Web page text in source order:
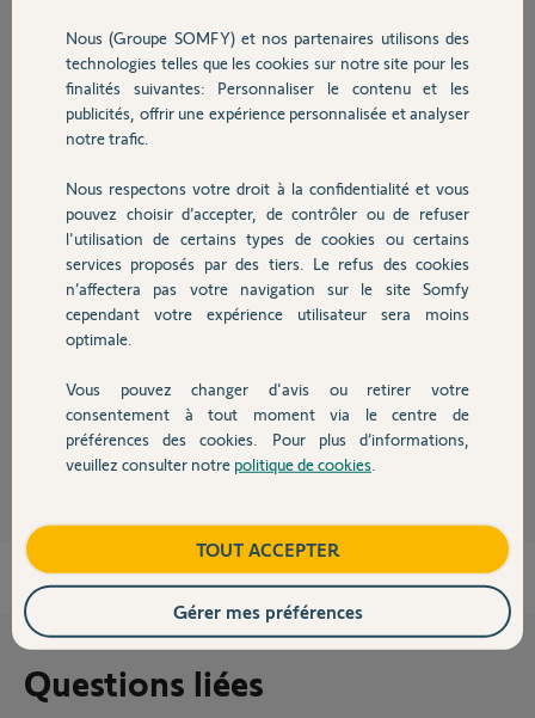
Sécurité
Domotique
Chauffage
Autres produits
Devis avec un pro
Contact
il y a presque 12 ans
Participer au fil de discussion
Bonjour Christophe,
Est-ce que vos différents volets roulant que vous souhaitez mémoriser
sur chacun de ces canaux sont pilotés individuellement par d'autres
télécommandes ?
Si non, il faudra obligatoirement les isoler électriquement.
Bonne journée,
Thomas M. il y a presque 12 ans
Questions liées
Nous (Groupe SOMFY) et nos partenaires utilisons des
technologies telles que les cookies sur notre site pour les
finalités suivantes: Personnaliser le contenu et les
publicités, offrir une expérience personnalisée et analyser
notre trafic.
Nous respectons votre droit à la confidentialité et vous
pouvez choisir d’accepter, de contrôler ou de refuser
l'utilisation de certains types de cookies ou certains
services proposés par des tiers. Le refus des cookies
n’affectera pas votre navigation sur le site Somfy
cependant votre expérience utilisateur sera moins
optimale.
Vous pouvez changer d'avis ou retirer votre
consentement à tout moment via le centre de
préférences des cookies. Pour plus d’informations,
veuillez consulter notre politique de cookies
TOUT ACCEPTER
Gérer mes préférences